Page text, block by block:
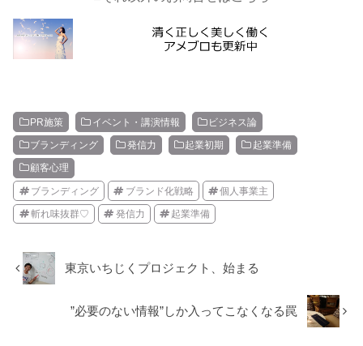
PR施策 イベント・講演情報 ビジネス論
ブランディング 発信力 起業初期 起業準備
顧客心理
ブランディング ブランド化戦略 個人事業主
斬れ味抜群♡ 発信力 起業準備
東京いちじくプロジェクト、始まる
”必要のない情報”しか入ってこなくなる罠